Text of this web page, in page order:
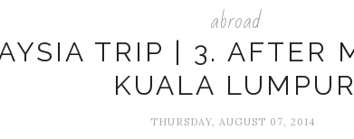
abroad
TRIP | 3. AFTER
KUALA LUMPUR
THURSDAY, AUGUST 07, 2014